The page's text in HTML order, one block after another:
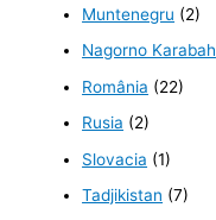
Muntenegru (2)
Nagorno Karabah
România (22)
Rusia (2)
Slovacia (1)
Tadjikistan (7)